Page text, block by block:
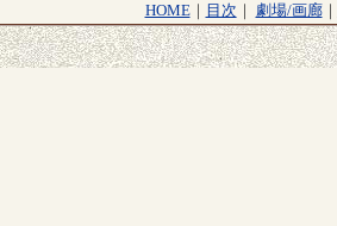
HOME｜ 目次 ｜ 劇場/画廊｜